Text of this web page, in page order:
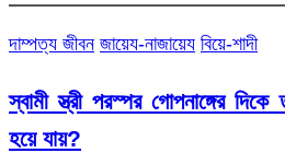
দাম্পত্য জীবন জায়েয-নাজায়েয বিয়ে-শাদী
স্বামী স্ত্রী পরস্পর গোপনাঙ্গের
হয়ে যায়?